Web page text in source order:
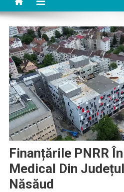
Finanțările PNRR
Medical Din
Năsăud